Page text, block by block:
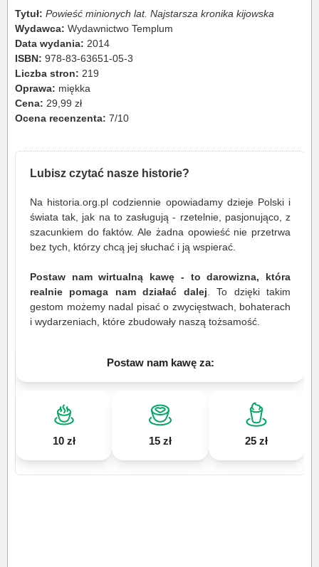
Tytuł: Powieść minionych lat. Najstarsza kronika kijowska
Wydawca: Wydawnictwo Templum
Data wydania: 2014
ISBN: 978-83-63651-05-3
Liczba stron: 219
Oprawa: miękka
Cena: 29,99 zł
Ocena recenzenta: 7/10
Lubisz czytać nasze historie?
Na historia.org.pl codziennie opowiadamy dzieje Polski i
świata tak, jak na to zasługują - rzetelnie, pasjonująco, z
szacunkiem do faktów. Ale żadna opowieść nie przetrwa
bez tych, którzy chcą jej słuchać i ją wspierać.
Postaw nam wirtualną kawę - to darowizna, która
realnie pomaga nam działać dalej . To dzięki takim
gestom możemy nadal pisać o zwycięstwach, bohaterach
i wydarzeniach, które zbudowały naszą tożsamość.
Postaw nam kawę za:
10 zł 15 zł 25 zł